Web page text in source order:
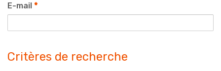
E-mail *
Critères de recherche